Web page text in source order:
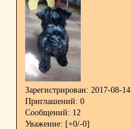
Зарегистрирован: 2017-08-14
Приглашений: 0
Сообщений: 12
Уважение: [+0/-0]